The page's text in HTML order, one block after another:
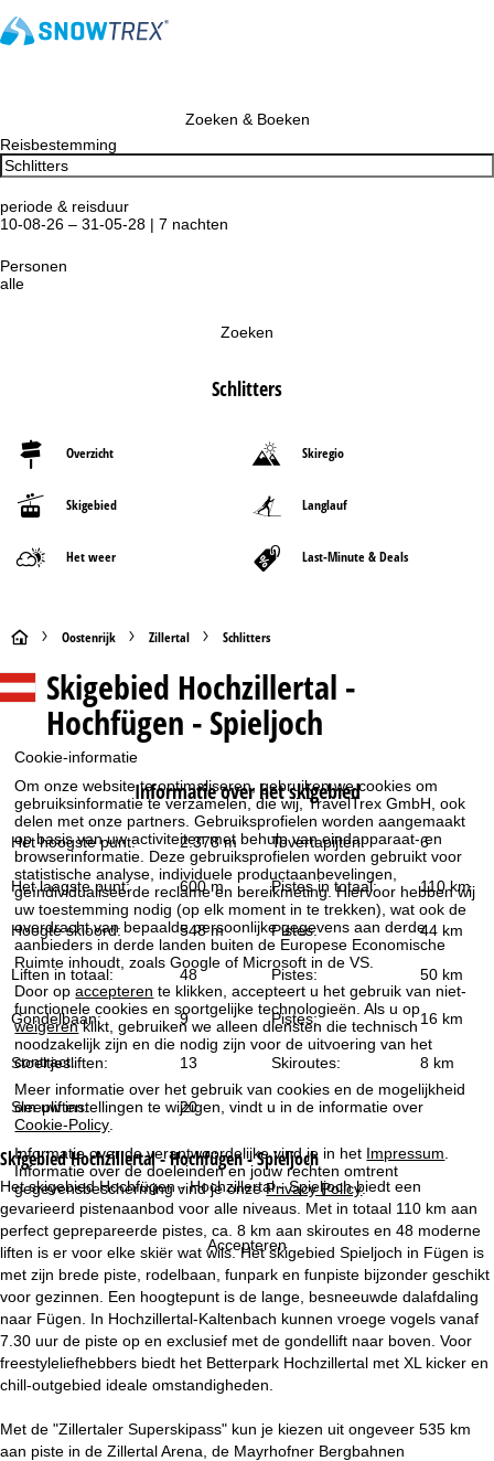
Cookie-informatie
Om onze website te optimaliseren, gebruiken we cookies om
gebruiksinformatie te verzamelen, die wij, TravelTrex GmbH, ook
delen met onze partners. Gebruiksprofielen worden aangemaakt
op basis van uw activiteiten met behulp van eindapparaat- en
browserinformatie. Deze gebruiksprofielen worden gebruikt voor
statistische analyse, individuele productaanbevelingen,
geïndividualiseerde reclame en bereikmeting. Hiervoor hebben wij
uw toestemming nodig (op elk moment in te trekken), wat ook de
overdracht van bepaalde persoonlijke gegevens aan derde
aanbieders in derde landen buiten de Europese Economische
Ruimte inhoudt, zoals Google of Microsoft in de VS.
Door opaccepteren te klikken, accepteert u het gebruik van niet-
functionele cookies en soortgelijke technologieën. Als u op
weigerenklikt, gebruiken we alleen diensten die technisch
noodzakelijk zijn en die nodig zijn voor de uitvoering van het
contract.
Meer informatie over het gebruik van cookies en de mogelijkheid
om uw instellingen te wijzigen, vindt u in de informatie over
Cookie-Policy
Informatie over de verantwoordelijke vind je in het Impressum
Informatie over de doeleinden en jouw rechten omtrent
gegevensbescherming vind je onzePrivacy Policy.
Accepteren
Zoeken & Boeken
Reisbestemming
periode & reisduur
10-08-26 – 31-05-28 | 7 nachten
Personen
alle
Zoeken
Schlitters
Overzicht Skiregio
Skigebied Langlauf
Het weer Last-Minute & Deals
S
t
t
p
a
g
i
n
a
Oostenrijk Zillertal Schlitters
Skigebied Hochzillertal -
Hochfügen - Spieljoch
Informatie over het skigebied
Het hoogste punt: 2.378 m Tovertapijten: 6
Het laagste punt: 600 m Pistes in totaal: 110 km
Hoogte skioord: 548 m Pistes: 44 km
Liften in totaal: 48 Pistes: 50 km
Gondelbaan: 9 Pistes: 16 km
Stoeltjesliften: 13 Skiroutes: 8 km
Sleepliften: 20
SkigebiedHochzillertal - Hochfügen - Spieljoch
Het skigebied Hochfügen - Hochzillertal - Spieljoch biedt een
gevarieerd pistenaanbod voor alle niveaus. Met in totaal 110 km aan
perfect geprepareerde pistes, ca. 8 km aan skiroutes en 48 moderne
liften is er voor elke skiër wat wils. Het skigebied Spieljoch in Fügen is
met zijn brede piste, rodelbaan, funpark en funpiste bijzonder geschikt
voor gezinnen. Een hoogtepunt is de lange, besneeuwde dalafdaling
naar Fügen. In Hochzillertal-Kaltenbach kunnen vroege vogels vanaf
7.30 uur de piste op en exclusief met de gondellift naar boven. Voor
freestyleliefhebbers biedt het Betterpark Hochzillertal met XL kicker en
chill-outgebied ideale omstandigheden.
Met de "Zillertaler Superskipass" kun je kiezen uit ongeveer 535 km
aan piste in de Zillertal Arena, de Mayrhofner Bergbahnen